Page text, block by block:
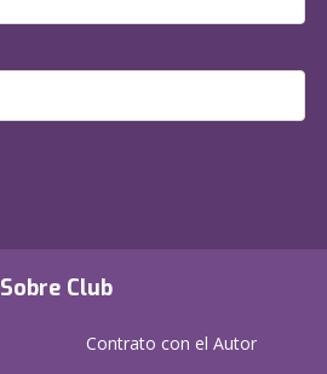
Sobre Club
Contrato con el Autor